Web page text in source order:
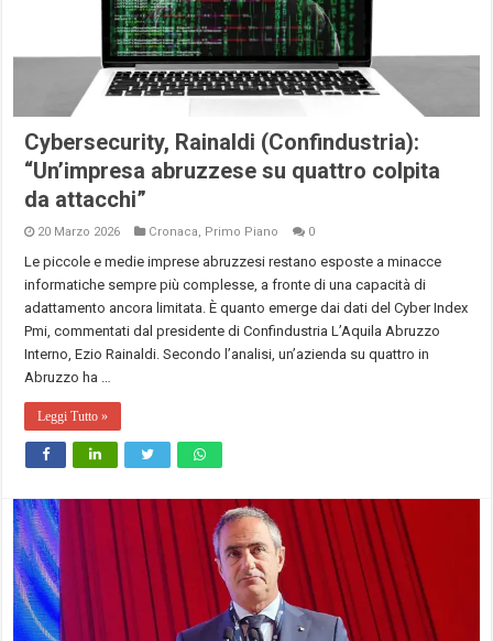
Cybersecurity, Rainaldi (Confindustria):
“Un’impresa abruzzese su quattro colpita
da attacchi”
20 Marzo 2026 Cronaca, Primo Piano 0
Le piccole e medie imprese abruzzesi restano esposte a minacce
informatiche sempre più complesse, a fronte di una capacità di
adattamento ancora limitata. È quanto emerge dai dati del Cyber Index
Pmi, commentati dal presidente di Confindustria L’Aquila Abruzzo
Interno, Ezio Rainaldi. Secondo l’analisi, un’azienda su quattro in
Abruzzo ha …
Leggi Tutto »